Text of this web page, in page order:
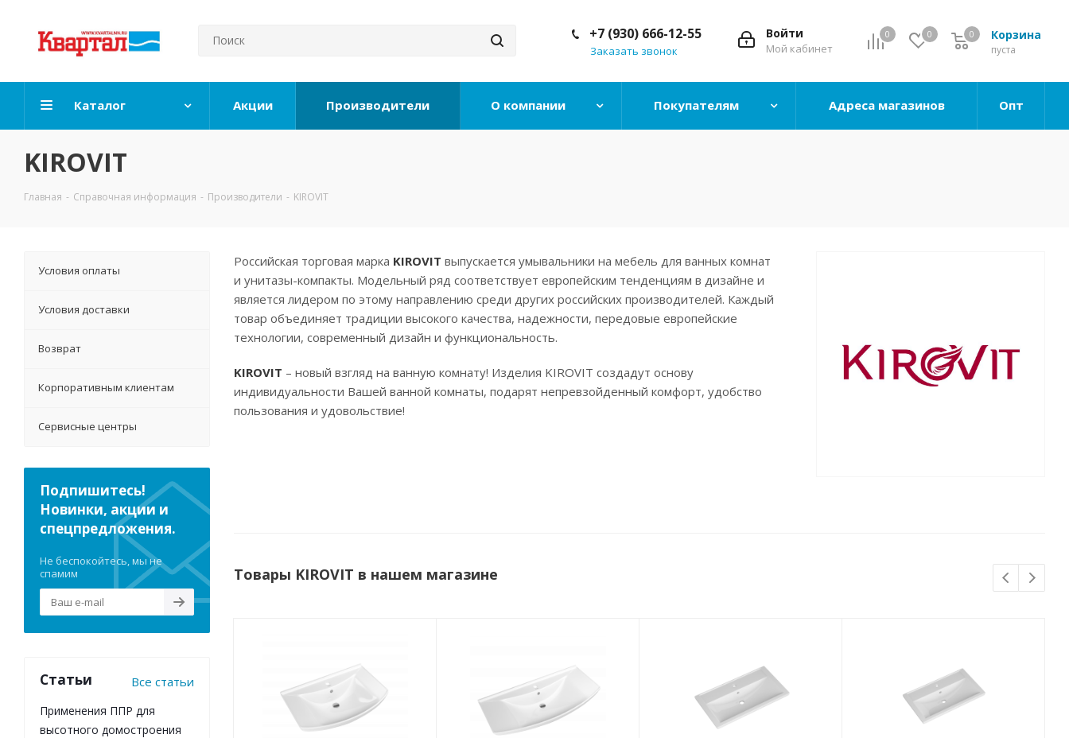
0 0 Корзина
0
пуста
0
Войти
Мой кабинет
+7 (930) 666-12-55
Заказать звонок
Каталог Акции Производители О компании Покупателям Адреса магазинов Опт
KIROVIT
Главная - Справочная информация - Производители - KIROVIT
Российская торговая марка KIROVIT выпускается умывальники на мебель для ванных комнат
и унитазы-компакты. Модельный ряд соответствует европейским тенденциям в дизайне и
является лидером по этому направлению среди других российских производителей. Каждый
товар объединяет традиции высокого качества, надежности, передовые европейские
технологии, современный дизайн и функциональность.
KIROVIT – новый взгляд на ванную комнату! Изделия KIROVIT создадут основу
индивидуальности Вашей ванной комнаты, подарят непревзойденный комфорт, удобство
пользования и удовольствие!
Товары KIROVIT в нашем магазине
Условия оплаты
Условия доставки
Возврат
Корпоративным клиентам
Сервисные центры
Подпишитесь!
Новинки, акции и
спецпредложения.
Не беспокойтесь, мы не
спамим
Статьи Все статьи
Применения ППР для
высотного домостроения